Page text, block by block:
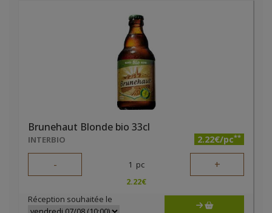
Brunehaut Blonde bio 33cl
INTERBIO 2.22€/pc**
- 1 pc +
2.22€
Réception souhaitée le